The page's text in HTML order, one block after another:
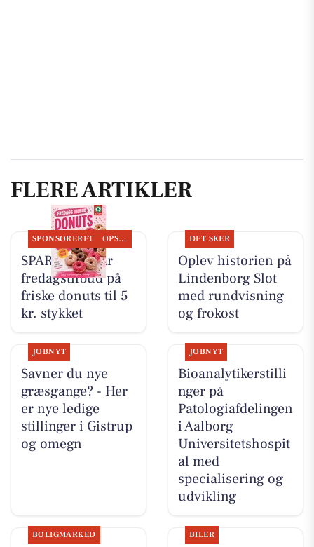
FLERE ARTIKLER
SPONSORERET OPSLAGSTAVLEN
SPAR Visse har
fredagstilbud på
friske donuts til 5
kr. stykket
DET SKER
Oplev historien på
Lindenborg Slot
med rundvisning
og frokost
JOBNYT
Savner du nye
græsgange? - Her
er nye ledige
stillinger i Gistrup
og omegn
JOBNYT
Bioanalytikerstilli
nger på
Patologiafdelingen
i Aalborg
Universitetshospit
al med
specialisering og
udvikling
BOLIGMARKED BILER